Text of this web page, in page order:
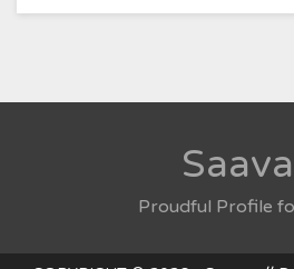
Proudful Profile